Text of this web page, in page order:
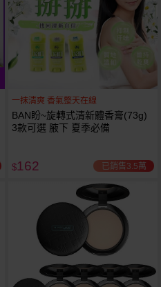
一抹清爽 香氣整天在線
BAN盼~旋轉式清新體香膏(73g)
3款可選 腋下 夏季必備
$162 已銷售3.5萬